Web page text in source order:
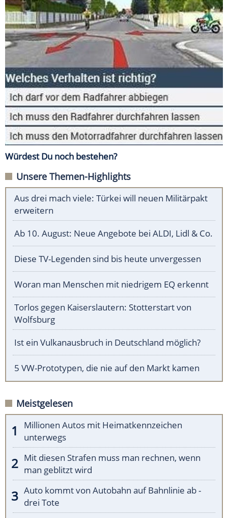
Würdest Du noch bestehen?
Unsere Themen-Highlights
Aus drei mach viele: Türkei will neuen Militärpakt
erweitern
Ab 10. August: Neue Angebote bei ALDI, Lidl & Co.
Diese TV-Legenden sind bis heute unvergessen
Woran man Menschen mit niedrigem EQ erkennt
Torlos gegen Kaiserslautern: Stotterstart von
Wolfsburg
Ist ein Vulkanausbruch in Deutschland möglich?
5 VW-Prototypen, die nie auf den Markt kamen
Meistgelesen
Millionen Autos mit Heimatkennzeichen
unterwegs
Mit diesen Strafen muss man rechnen, wenn
man geblitzt wird
Auto kommt von Autobahn auf Bahnlinie ab -
drei Tote